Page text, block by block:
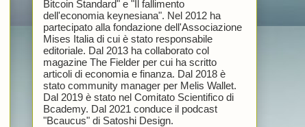
Bitcoin Standard" e "Il fallimento
dell'economia keynesiana". Nel 2012 ha
partecipato alla fondazione dell'Associazione
Mises Italia di cui è stato responsabile
editoriale. Dal 2013 ha collaborato col
magazine The Fielder per cui ha scritto
articoli di economia e finanza. Dal 2018 è
stato community manager per Melis Wallet.
Dal 2019 è stato nel Comitato Scientifico di
Bcademy. Dal 2021 conduce il podcast
"Bcaucus" di Satoshi Design.